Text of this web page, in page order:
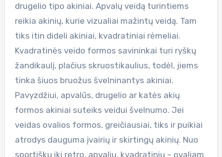
drugelio tipo akiniai. Apvalų veidą turintiems
reikia akinių, kurie vizualiai mažintų veidą. Tam
tiks itin dideli akiniai, kvadratiniai rėmeliai.
Kvadratinės veido formos savininkai turi ryškų
žandikaulį, plačius skruostikaulius, todėl, jiems
tinka šiuos bruožus švelninantys akiniai.
Pavyzdžiui, apvalūs, drugelio ar katės akių
formos akiniai suteiks veidui švelnumo. Jei
veidas ovalios formos, greičiausiai, tiks ir puikiai
atrodys dauguma įvairių ir skirtingų akinių. Nuo
sportiškų iki retro, apvalių, kvadratinių – ovaliam